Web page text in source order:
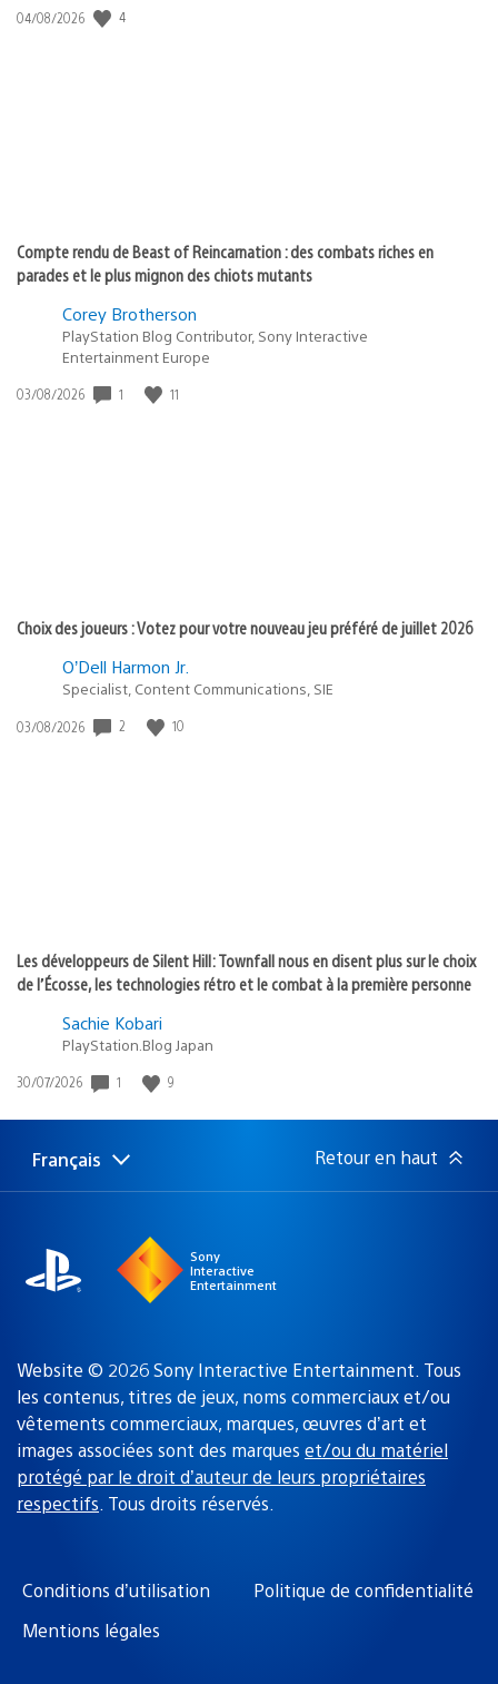
Date
04/08/2026 4
Compte rendu de Beast of Reincarnation : des combats riches en
parades et le plus mignon des chiots mutants
Corey Brotherson
PlayStation Blog Contributor, Sony Interactive
Entertainment Europe
Date
03/08/2026 1 11
Choix des joueurs : Votez pour votre nouveau jeu préféré de juillet 2026
O’Dell Harmon Jr.
Specialist, Content Communications, SIE
Date
03/08/2026 2 10
Les développeurs de Silent Hill: Townfall nous en disent plus sur le choix
de l’Écosse, les technologies rétro et le combat à la première personne
Sachie Kobari
PlayStation.Blog Japan
Date
publication
30/07/2026 1 9
Choisir
une
Région
actuelle
Français Retour en haut
Sony
Interactive
Entertainment
Website © 2026 Sony Interactive Entertainment. Tous
les contenus, titres de jeux, noms commerciaux et/ou
vêtements commerciaux, marques, œuvres d’art et
images associées sont des marques et/ou du matériel
protégé par le droit d’auteur de leurs propriétaires
respectifs. Tous droits réservés.
Conditions d’utilisation
Politique de confidentialité
Mentions légales